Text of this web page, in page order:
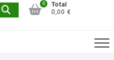
0
Total
0,00 €